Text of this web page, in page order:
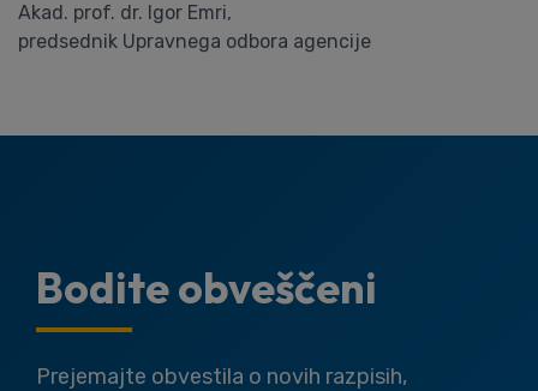
Akad. prof. dr. Igor Emri,
predsednik Upravnega odbora agencije
Bodite obveščeni
Prejemajte obvestila o novih razpisih,